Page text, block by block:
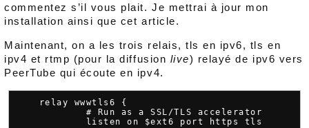
commentez s’il vous plait. Je mettrai à jour mon
installation ainsi que cet article.
Maintenant, on a les trois relais, tls en ipv6, tls en
ipv4 et rtmp (pour la diffusion live) relayé de ipv6 vers
PeerTube qui écoute en ipv4.
    relay wwwtls6 {
            # Run as a SSL/TLS accelerator
            listen on $ext6 port https tls